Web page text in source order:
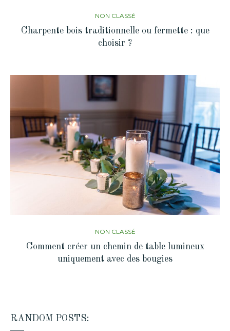
NON CLASSÉ
Charpente bois traditionnelle ou fermette : que
choisir ?
NON CLASSÉ
Comment créer un chemin de table lumineux
uniquement avec des bougies
RANDOM POSTS: